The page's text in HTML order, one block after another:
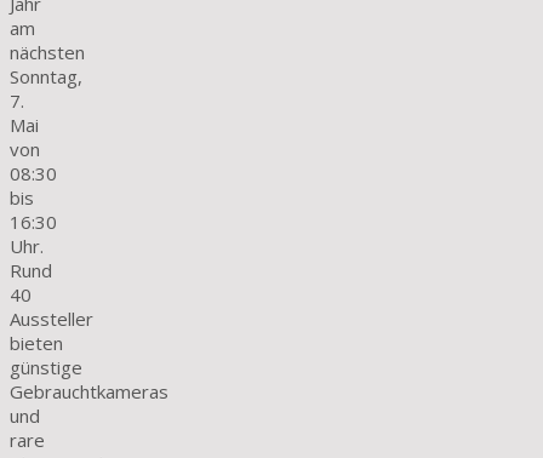
am
nächsten
Sonntag,
7.
Mai
von
08:30
bis
16:30
Uhr.
Rund
40
Aussteller
bieten
günstige
Gebrauchtkameras
und
rare